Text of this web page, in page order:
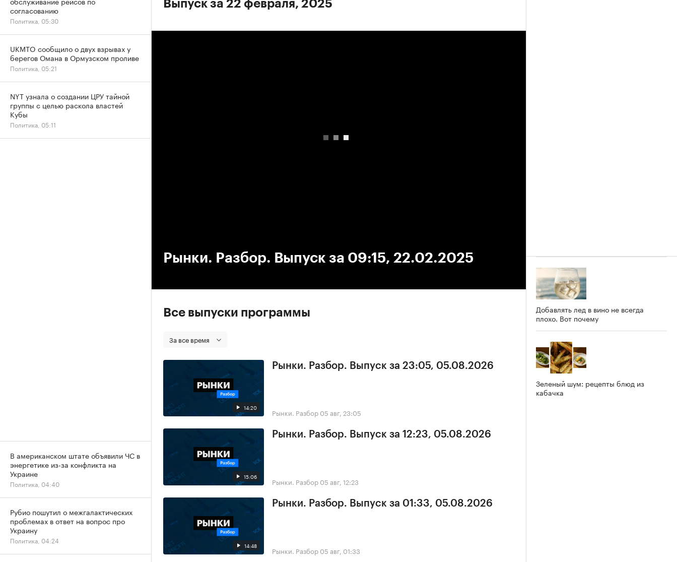
Выпуск за 22 февраля, 2025
Рынки. Разбор. Выпуск за 09:15, 22.02.2025
Все выпуски программы
За все время
14:20
Рынки. Разбор. Выпуск за 23:05, 05.08.2026
Рынки. Разбор 05 авг, 23:05
15:06
Рынки. Разбор. Выпуск за 12:23, 05.08.2026
Рынки. Разбор 05 авг, 12:23
14:48
Рынки. Разбор. Выпуск за 01:33, 05.08.2026
Рынки. Разбор 05 авг, 01:33
Добавлять лед в вино не всегда
плохо. Вот почему
Зеленый шум: рецепты блюд из
кабачка
согласованию
Политика, 05:30
UKMTO сообщило о двух взрывах у
берегов Омана в Ормузском проливе
Политика, 05:21
NYT узнала о создании ЦРУ тайной
группы с целью раскола властей
Кубы
Политика, 05:11
В американском штате объявили ЧС в
энергетике из-за конфликта на
Украине
Политика, 04:40
Рубио пошутил о межгалактических
проблемах в ответ на вопрос про
Украину
Политика, 04:24